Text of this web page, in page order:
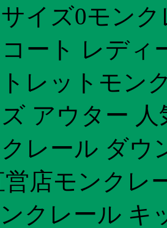
イズ0モン
ート レディ
レットモン
アウター
レール ダウ
営店モンクレ
クレール キ